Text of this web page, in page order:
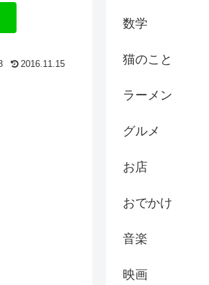
2016.11.15
数学
猫のこと
ラーメン
グルメ
お店
おでかけ
音楽
映画